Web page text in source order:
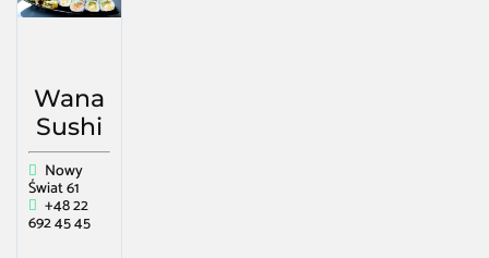
Wana
Sushi
Nowy
Świat 61
+48 22
692 45 45